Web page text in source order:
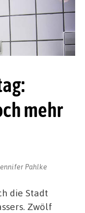
mehr
Pahlke
die Stadt
Zwölf